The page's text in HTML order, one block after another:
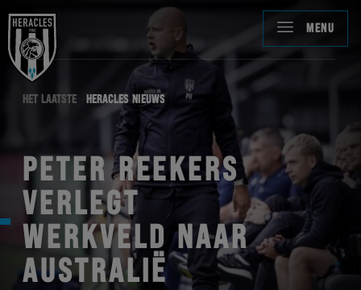
MENU
HET LAATSTE HERACLES NIEUWS
PETER REEKERS
VERLEGT
WERKVELD NAAR
AUSTRALIË